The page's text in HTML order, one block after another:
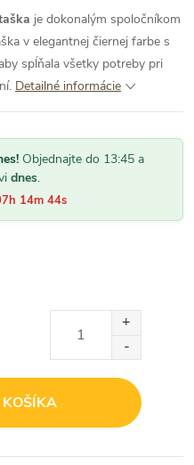
je dokonalým spoločníkom
v elegantnej čiernej farbe s
spĺňala všetky potreby pri
Detailné informácie
Objednajte do 13:45 a
dnes.
14m 44s